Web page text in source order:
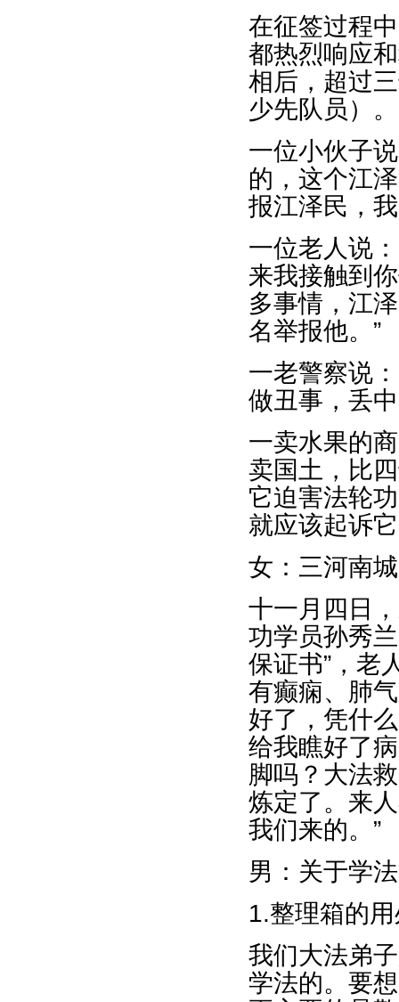
在征签过程
都热烈响应
相后，超过
少先队员）
一位小伙子
的，这个江
报江泽民，
一位老人说
来我接触到
多事情，江
名举报他。”
一老警察说
做丑事，丢
一卖水果的
卖国土，比
它迫害法轮
就应该起诉
女：三河南
十一月四日
功学员孙秀
保证书”，老
有癫痫、肺
好了，凭什
给我瞧好了
脚吗？大法
炼定了。来
我们来的。”
男：关于学
1.整理箱的
我们大法弟
学法的。要